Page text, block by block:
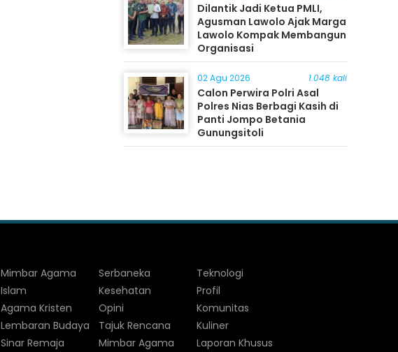
Dilantik Jadi Ketua PMLI,
Agusman Lawolo Ajak Marga
Lawolo Kompak Membangun
Organisasi
02 Agu 2026 1.048 kali
Calon Perwira Polri Asal
Polres Nias Berbagi Kasih di
Panti Jompo Betania
Gunungsitoli
Mimbar Agama
Islam
Agama Kristen
Lembaran Budaya
Sinar Remaja
Serbaneka
Kesehatan
Opini
Tajuk Rencana
Mimbar Agama
Teknologi
Profil
Komunitas
Kuliner
Laporan Khusus